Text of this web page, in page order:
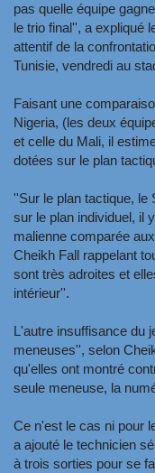
pas quelle équipe
le trio final'', a expliqué
attentif de la
Tunisie, vendredi au
Faisant une
Nigeria, (les deux
et celle du Mali, il
dotées sur le plan
''Sur le plan tactique, le
sur le plan individuel, il
malienne comparée
Cheikh Fall rappelant
sont très adroites et
intérieur''.
L'autre insuffisance du
meneuses'', selon
qu'elles ont montré
seule meneuse, la
Ce n'est le cas ni pour
a ajouté le technicien
à trois sorties pour se